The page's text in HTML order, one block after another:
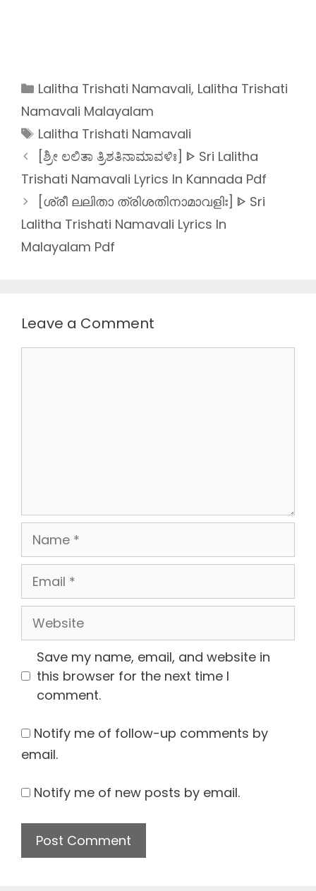
Categories
Lalitha Trishati Namavali, Lalitha Trishati
Namavali Malayalam
Tags
Lalitha Trishati Namavali
[ಶ್ರೀ ಲಲಿತಾ ತ್ರಿಶತಿನಾಮಾವಳಿಃ] ᐈ Sri Lalitha
Trishati Namavali Lyrics In Kannada Pdf
[ശ്രീ ലലിതാ ത്രിശതിനാമാവളിഃ] ᐈ Sri
Lalitha Trishati Namavali Lyrics In
Malayalam Pdf
Leave a Comment
Name
Email
Website
Save my name, email, and website in
this browser for the next time I
comment.
Notify me of follow-up comments by
email.
Notify me of new posts by email.